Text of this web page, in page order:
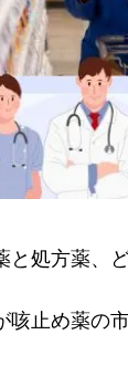
と処方薬、
咳止め薬の